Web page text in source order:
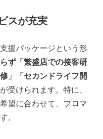
スが充実
援パッケージという形
ず「繁盛店での接客研
」「セカンドライフ開
が受けられます。特に、
望に合わせて、プロマ
。